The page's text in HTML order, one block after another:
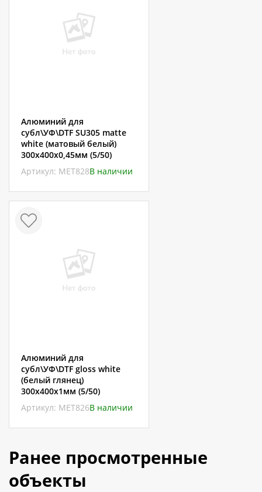
Алюминий для
субл\УФ\DTF SU305 matte
white (матовый белый)
300х400х0,45мм (5/50)
Артикул: МЕТ828В наличии
Алюминий для
субл\УФ\DTF gloss white
(белый глянец)
300х400х1мм (5/50)
Артикул: МЕТ826В наличии
Ранее просмотренные
объекты